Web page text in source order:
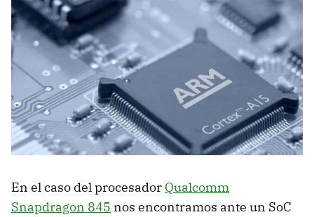
En el caso del procesador Qualcomm
Snapdragon 845 nos encontramos ante un SoC